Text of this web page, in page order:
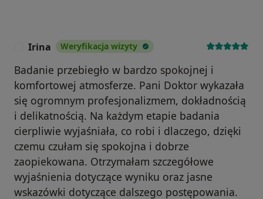
Irina Weryfikacja wizyty
Badanie przebiegło w bardzo spokojnej i
komfortowej atmosferze. Pani Doktor wykazała
się ogromnym profesjonalizmem, dokładnością
i delikatnością. Na każdym etapie badania
cierpliwie wyjaśniała, co robi i dlaczego, dzięki
czemu czułam się spokojna i dobrze
zaopiekowana. Otrzymałam szczegółowe
wyjaśnienia dotyczące wyniku oraz jasne
wskazówki dotyczące dalszego postępowania.